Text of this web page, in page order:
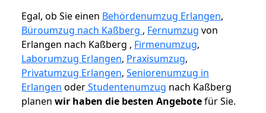
Egal, ob Sie einen Behördenumzug Erlangen,
Büroumzug nach Kaßberg , Fernumzug von
Erlangen nach Kaßberg , Firmenumzug,
Laborumzug Erlangen, Praxisumzug,
Privatumzug Erlangen, Seniorenumzug in
Erlangen oderStudentenumzug nach Kaßberg
planen wir haben die besten Angebotefür Sie.